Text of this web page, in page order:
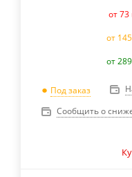
от
от
от
Под заказ
Сообщить о